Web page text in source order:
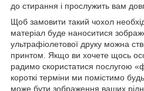
до стирання і прослужить вам
Щоб замовити такий чохол
матеріал буде наноситися
ультрафіолетової друку можна
принтом. Якщо ви хочете щось
радимо скористатися послугою
короткі терміни ми помістимо
може бути зображення ваших